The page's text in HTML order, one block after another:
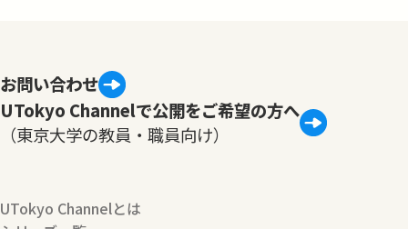
お問い合わせ
UTokyo Channelで公開をご希望の方へ
（東京大学の教員・職員向け）
UTokyo Channelとは